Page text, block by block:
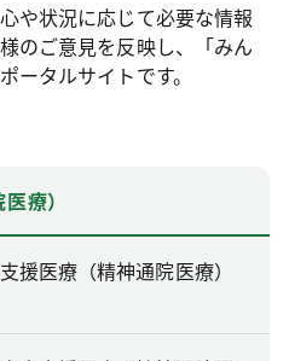
や状況に応じて必要な情報
のご意見を反映し、「みん
ータルサイトです。
療）
援医療（精神通院医療）